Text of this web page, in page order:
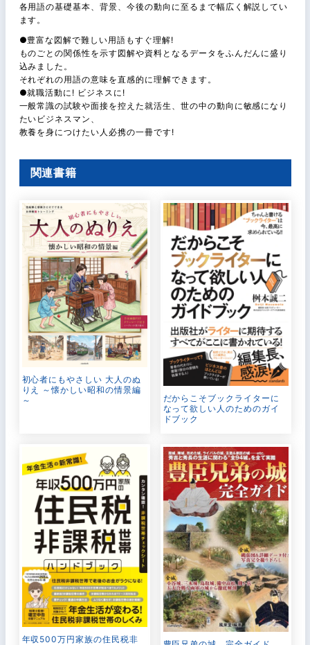
各用語の基礎基本、背景、今後の動向に至るまで幅広く解説してい
ます。
●豊富な図解で難しい用語もすぐ理解!
ものごとの関係性を示す図解や資料となるデータをふんだんに盛り
込みました。
それぞれの用語の意味を直感的に理解できます。
●就職活動に! ビジネスに!
一般常識の試験や面接を控えた就活生、世の中の動向に敏感になり
たいビジネスマン、
教養を身につけたい人必携の一冊です!
関連書籍
初心者にもやさしい 大人のぬ
りえ ～懐かしい昭和の情景編
～
だからこそブックライターに
なって欲しい人のためのガイ
ドブック
年収500万円家族の住民税非